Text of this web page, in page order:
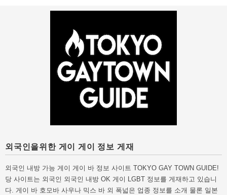
외국인을위한 게이 게이 정보 게재
외국인 내방 가능 게이 게이 바 정보 사이트 TOKYO GAY TOWN GUIDE!
당 사이트는 외국인 외국인 내방 OK 게이 LGBT 정보를 게재하고 있습니
다. 게이 바 호모바 사우나 믹스 바 외 폭넓은 업종 정보를 소개 물론 일본